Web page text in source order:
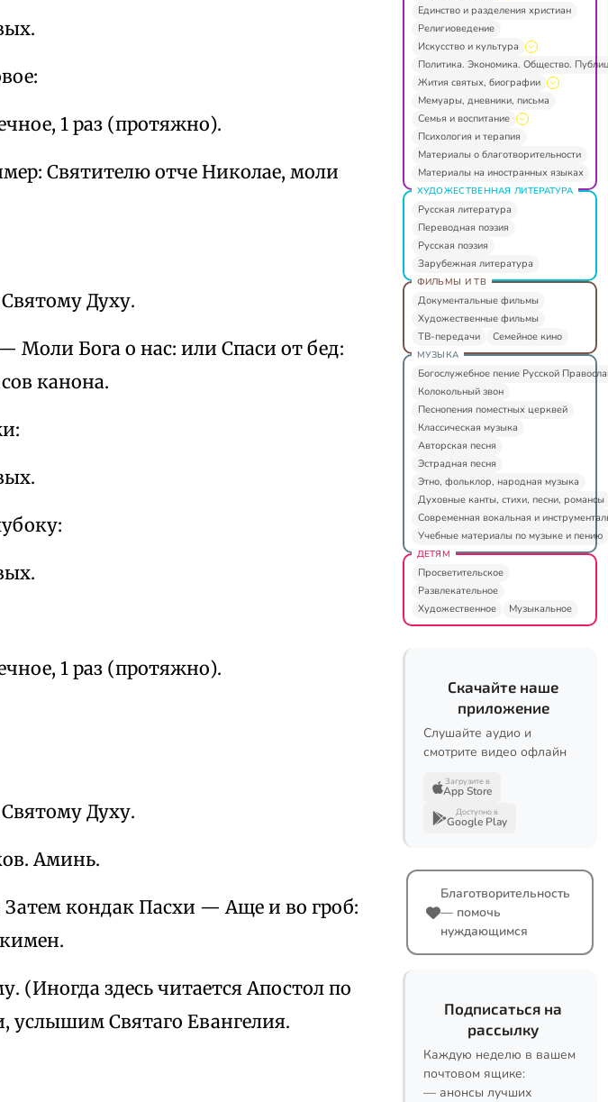
1 раз (протяжно).
Святителю отче Николае, моли
Духу.
Моли Бога о нас: или Спаси от бед:
канона.
1 раз (протяжно).
Духу.
Аминь.
Затем кондак Пасхи — Аще и во гроб:
(Иногда здесь читается Апостол по
услышим Святаго Евангелия.
Единство и разделения христиан
Религиоведение
Искусство и культура
Политика. Экономика. Общество.
Жития святых, биографии
Мемуары, дневники, письма
Семья и воспитание
Психология и терапия
Материалы о благотворительности
Материалы на иностранных языках
ХУДОЖЕСТВЕННАЯ ЛИТЕРАТУРА
Русская литература
Переводная поэзия
Русская поэзия
Зарубежная литература
ФИЛЬМЫ И ТВ
Документальные фильмы
Художественные фильмы
ТВ-передачи
Семейное кино
МУЗЫКА
Богослужебное пение Русской
Колокольный звон
Песнопения поместных церквей
Классическая музыка
Авторская песня
Эстрадная песня
Этно, фольклор, народная музыка
Духовные канты, стихи, песни, романсы
Современная вокальная и
Учебные материалы по музыке и пению
ДЕТЯМ
Просветительское
Развлекательное
Художественное
Музыкальное
Скачайте наше
приложение
Слушайте аудио и
смотрите видео офлайн
Загрузите в
App Store
Доступно в
Google Play
Благотворительность
— помочь
нуждающимся
Подписаться на
рассылку
Каждую неделю в вашем
почтовом ящике:
— анонсы лучших